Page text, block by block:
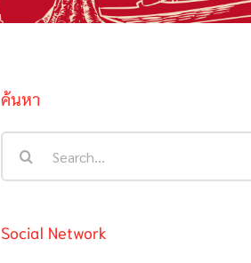
ค้นหา
Social Network